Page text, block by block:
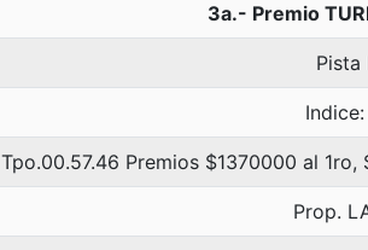
3a.- Premio
Pista
Tpo.00.57.46 Premios $1370000 al
Prop.